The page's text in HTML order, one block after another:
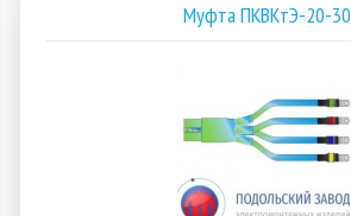
Муфта ПКВКтЭ-20-30